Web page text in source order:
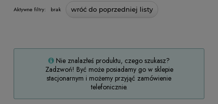
Aktywne filtry: brak wróć do poprzedniej listy
Nie znalazłeś produktu, czego szukasz?
Zadzwoń! Być może posiadamy go w sklepie
stacjonarnym i możemy przyjąć zamówienie
telefonicznie.